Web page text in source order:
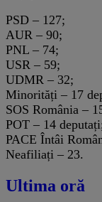
PSD – 127;
AUR – 90;
PNL – 74;
USR – 59;
UDMR – 32;
Minorități – 17
SOS România –
POT – 14
PACE Întâi
Neafiliați – 23.
Ultima oră